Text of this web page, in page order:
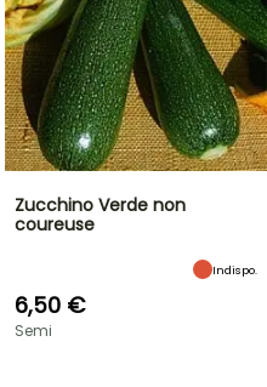
Zucchino Verde non
coureuse
Indispo.
6,50 €
Semi